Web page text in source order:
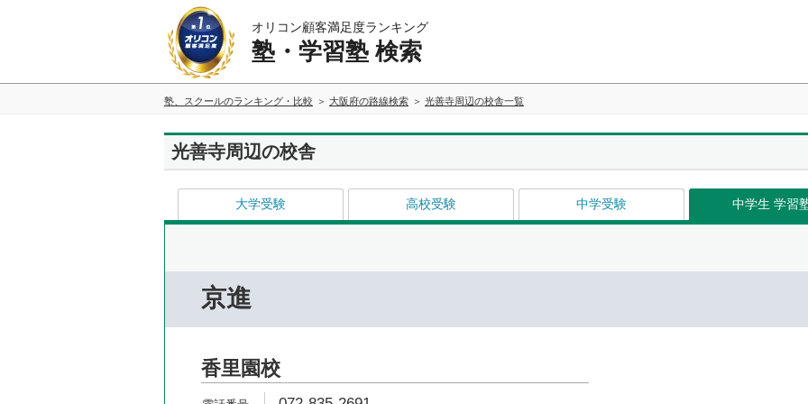
オリコン顧客満足度ランキング
塾・学習塾 検索
塾、スクールのランキング・比較 大阪府の路線検索 光善寺周辺の校舎一覧
光善寺周辺の校舎
大学受験 高校受験 中学受験 中学生 学習
京進
香里園校